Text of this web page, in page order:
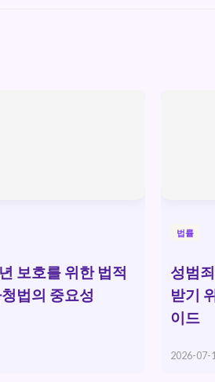
보호를 위한 법적
법의 중요성
법률
성범
받기
이드
2026-07-